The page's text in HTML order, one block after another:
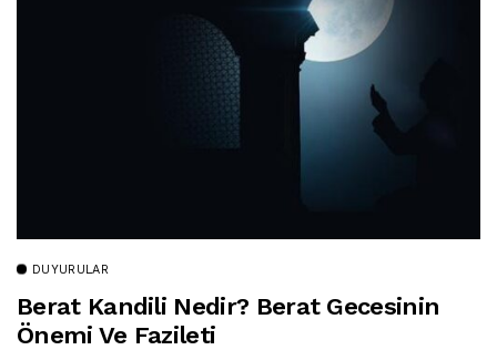
DUYURULAR
Berat Kandili Nedir? Berat Gecesinin
Önemi Ve Fazileti